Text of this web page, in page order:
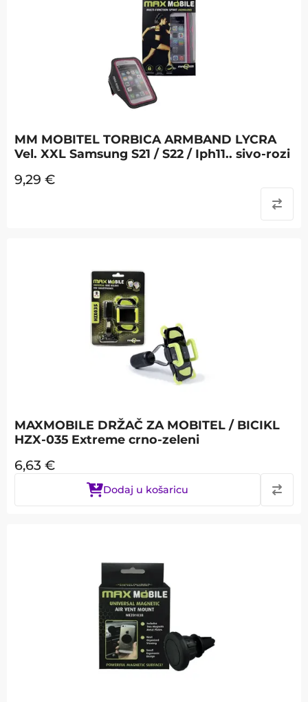
MM MOBITEL TORBICA ARMBAND LYCRA
Vel. XXL Samsung S21 / S22 / Iph11.. sivo-rozi
9,29 €
MAXMOBILE DRŽAČ ZA MOBITEL / BICIKL
HZX-035 Extreme crno-zeleni
6,63 €
Dodaj u košaricu